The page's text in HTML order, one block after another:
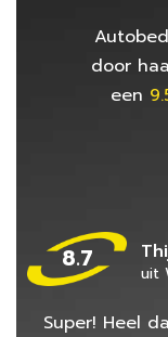
door
een
8.7 uit
Super! Heel